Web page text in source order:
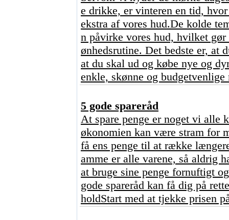
e drikke, er vinteren en tid,
ekstra af vores hud.De kolde
n påvirke vores hud, hvilket
ønhedsrutine. Det bedste er, at
at du skal ud og købe nye og
enkle, skønne og
5 gode spareråd
At spare penge er noget vi alle
økonomien kan være stram for
få ens penge til at række
amme er alle varene, så aldrig
at bruge sine penge fornuftigt
gode spareråd kan få dig på
holdStart med at tjekke prisen